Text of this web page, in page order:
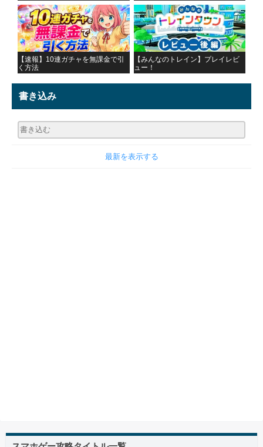
【速報】10連ガチャを無課金で引
く方法
【みんなのトレイン】プレイレビ
ュー！
書き込み
最新を表示する